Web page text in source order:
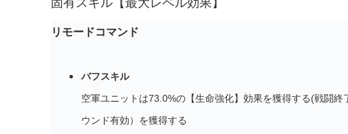
リモードコマンド
バフスキル
空軍ユニットは73.0%の【生命強化】効果を獲得する(戦闘
ウンド有効）を獲得する